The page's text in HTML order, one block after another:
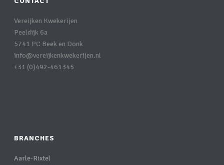
Vereijken Kwekerijen
Peeldijk 6a
5741 PC Beek en Donk
info@vereijkenkwekerijen.nl
+31 (0)492-461345
BRANCHES
Aarle-Rixtel